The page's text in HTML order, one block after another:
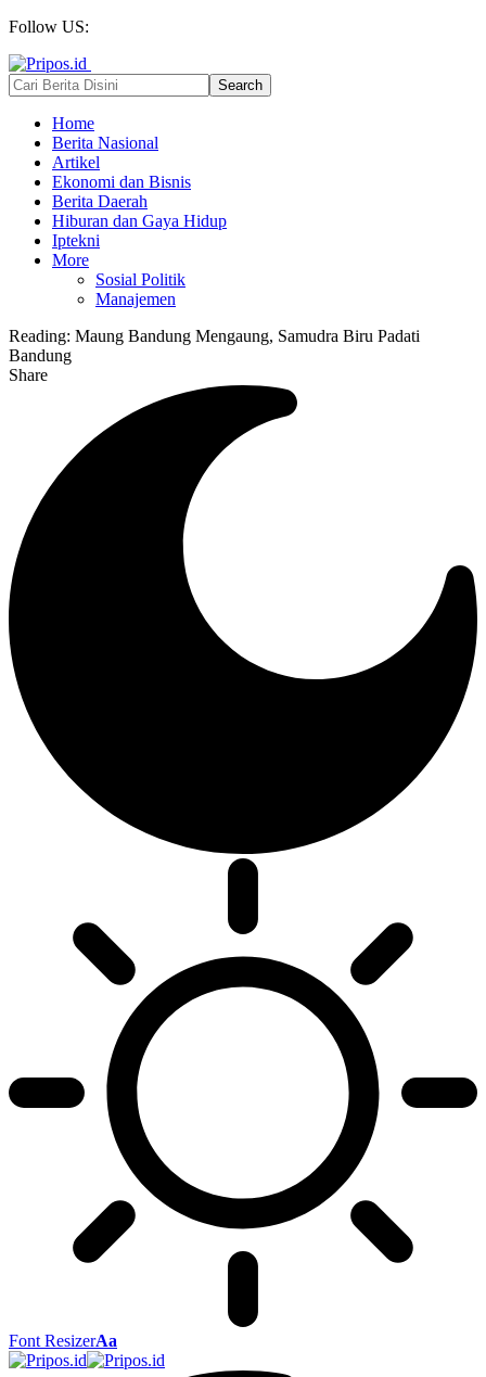
Follow US:
Home
Berita Nasional
Artikel
Ekonomi dan Bisnis
Berita Daerah
Hiburan dan Gaya Hidup
Iptekni
More
Sosial Politik
Manajemen
Reading: Maung Bandung Mengaung, Samudra Biru Padati
Bandung
Share
Font ResizerAa